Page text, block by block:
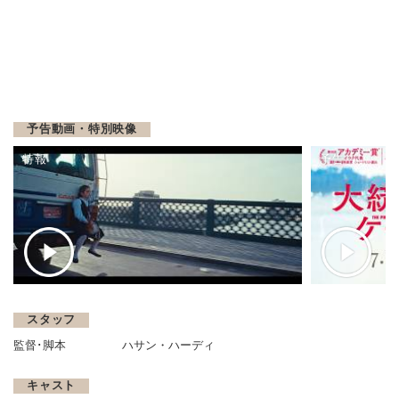
予告動画・特別映像
特報 予告
スタッフ
監督･脚本 ハサン・ハーディ
キャスト